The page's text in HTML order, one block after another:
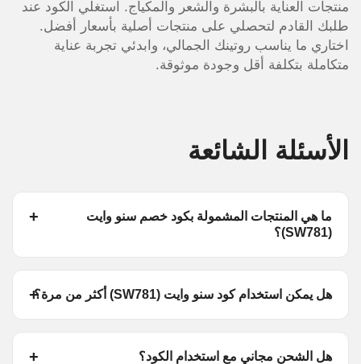
منتجات العناية بالبشرة والشعر والمكياج. استغلي الكود عند
طلبك القادم لتحصلي على منتجات أصلية بأسعار أفضل.
اختاري ما يناسب روتينك الجمالي، وابدئي تجربة عناية
متكاملة بتكلفة أقل وجودة موثوقة.
الأسئلة الشائعة
ما هي المنتجات المشمولة بكود خصم سنو وايت
(SW781)؟
هل يمكن استخدام كود سنو وايت (SW781) أكثر من مرة؟
هل الشحن مجاني مع استخدام الكود؟